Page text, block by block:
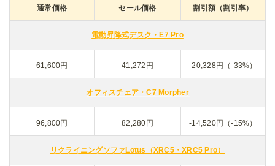
通常価格 セール価格 割引額（割引率）
電動昇降式デスク・E7 Pro
61,600円 41,272円 -20,328円（-33%）
オフィスチェア・C7 Morpher
96,800円 82,280円 -14,520円（-15%）
リクライニングソファLotus（XRC5・XRC5 Pro）